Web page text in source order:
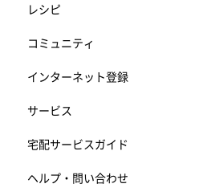
レシピ
コミュニティ
インターネット登録
サービス
宅配サービスガイド
ヘルプ・問い合わせ